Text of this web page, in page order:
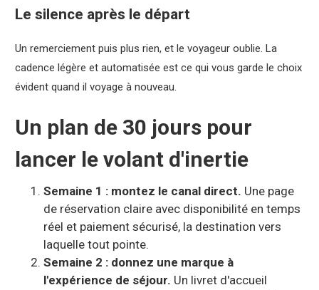
Le silence après le départ
Un remerciement puis plus rien, et le voyageur oublie. La
cadence légère et automatisée est ce qui vous garde le choix
évident quand il voyage à nouveau.
Un plan de 30 jours pour
lancer le volant d'inertie
Semaine 1 : montez le canal direct. Une page
de réservation claire avec disponibilité en temps
réel et paiement sécurisé, la destination vers
laquelle tout pointe.
Semaine 2 : donnez une marque à
l'expérience de séjour. Un livret d'accueil